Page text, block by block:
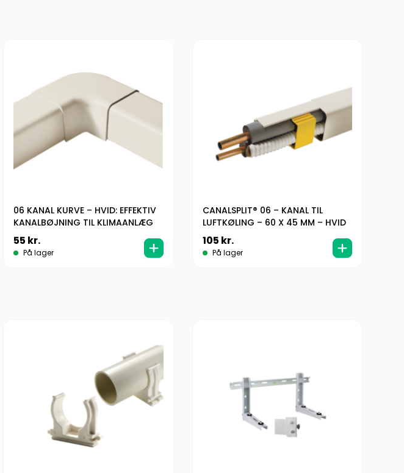
06 KANAL KURVE – HVID: EFFEKTIV
KANALBØJNING TIL KLIMAANLÆG
55 kr.
På lager
CANALSPLIT® 06 – KANAL TIL
LUFTKØLING – 60 X 45 MM – HVID
105 kr.
På lager